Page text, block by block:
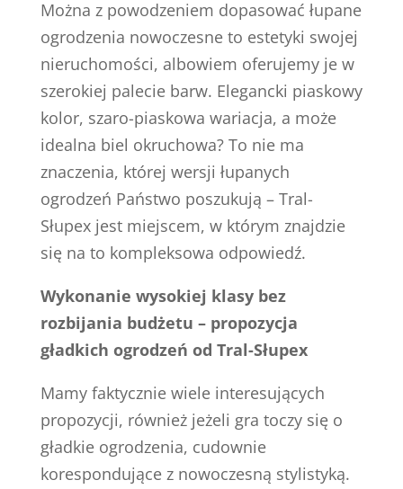
Można z powodzeniem dopasować łupane
ogrodzenia nowoczesne to estetyki swojej
nieruchomości, albowiem oferujemy je w
szerokiej palecie barw. Elegancki piaskowy
kolor, szaro-piaskowa wariacja, a może
idealna biel okruchowa? To nie ma
znaczenia, której wersji łupanych
ogrodzeń Państwo poszukują – Tral-
Słupex jest miejscem, w którym znajdzie
się na to kompleksowa odpowiedź.
Wykonanie wysokiej klasy bez
rozbijania budżetu – propozycja
gładkich ogrodzeń od Tral-Słupex
Mamy faktycznie wiele interesujących
propozycji, również jeżeli gra toczy się o
gładkie ogrodzenia, cudownie
korespondujące z nowoczesną stylistyką.